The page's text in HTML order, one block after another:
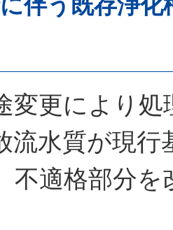
伴う既存浄
変更により処
流水質が現行
不適格部分を